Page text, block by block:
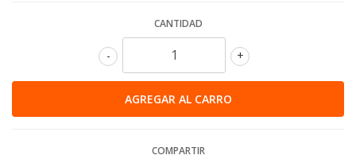
CANTIDAD
+
-
COMPARTIR